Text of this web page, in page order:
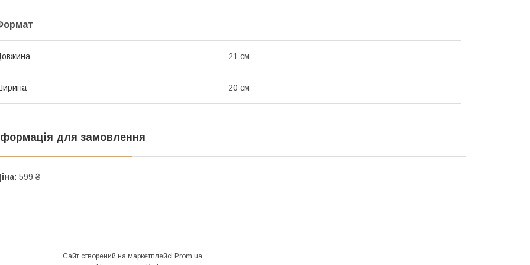
21 см
20 см
для замовлення
599 ₴
Сайт створений на маркетплейсі Prom.ua